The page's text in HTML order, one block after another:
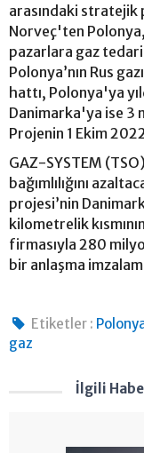
arasındaki stratejik
Norveç'ten
pazarlara gaz
Polonya’nın Rus
hattı, Polonya'ya
Danimarka'ya ise 3
Projenin 1 Ekim
GAZ-SYSTEM
bağımlılığını
projesi’nin
kilometrelik
firmasıyla 280
bir anlaşma
Etiketler :
gaz
İlgili